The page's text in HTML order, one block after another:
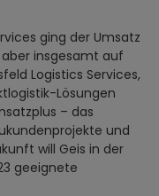
ging der Umsatz
insgesamt auf
Logistics Services,
Lösungen
– das
und
will Geis in der
geeignete